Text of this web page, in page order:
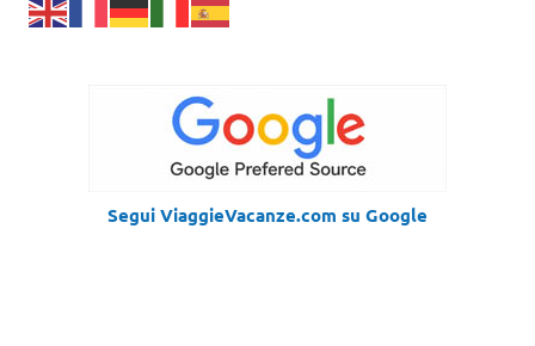
Segui ViaggieVacanze.com su Google